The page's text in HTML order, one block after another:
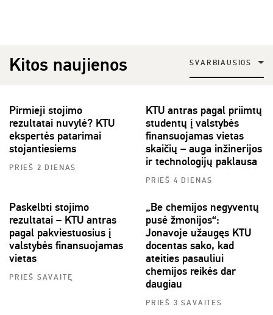
Kitos naujienos SVARBIAUSIOS
Pirmieji stojimo
rezultatai nuvylė? KTU
ekspertės patarimai
stojantiesiems
PRIEŠ 2 DIENAS
KTU antras pagal priimtų
studentų į valstybės
finansuojamas vietas
skaičių – auga inžinerijos
ir technologijų paklausa
PRIEŠ 4 DIENAS
Paskelbti stojimo
rezultatai – KTU antras
pagal pakviestuosius į
valstybės finansuojamas
vietas
PRIEŠ SAVAITĘ
„Be chemijos negyventų
pusė žmonijos“:
Jonavoje užaugęs KTU
docentas sako, kad
ateities pasauliui
chemijos reikės dar
daugiau
PRIEŠ 3 SAVAITES